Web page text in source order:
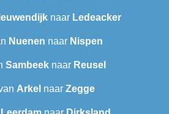
naar Ledeacker
Nuenen naar Nispen
Sambeek naar Reusel
Arkel naar Zegge